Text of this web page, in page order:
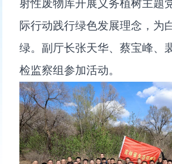
射性废物库开展义务植树主题
际行动践行绿色发展理念，为
绿。副厅长张天华、蔡宝峰、
检监察组参加活动。